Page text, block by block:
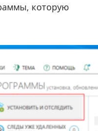
которую